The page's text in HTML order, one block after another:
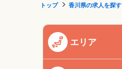
トップ 香川県の求人を探す
エリア